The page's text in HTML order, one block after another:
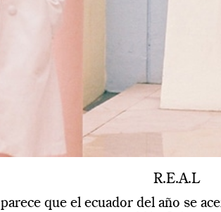
R.E.A.L
que el ecuador del año se